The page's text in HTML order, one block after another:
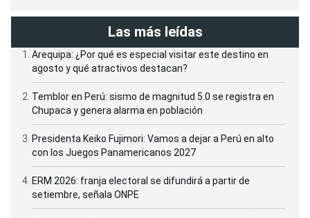
Las más leídas
Arequipa: ¿Por qué es especial visitar este destino en
agosto y qué atractivos destacan?
Temblor en Perú: sismo de magnitud 5.0 se registra en
Chupaca y genera alarma en población
Presidenta Keiko Fujimori: Vamos a dejar a Perú en alto
con los Juegos Panamericanos 2027
ERM 2026: franja electoral se difundirá a partir de
setiembre, señala ONPE